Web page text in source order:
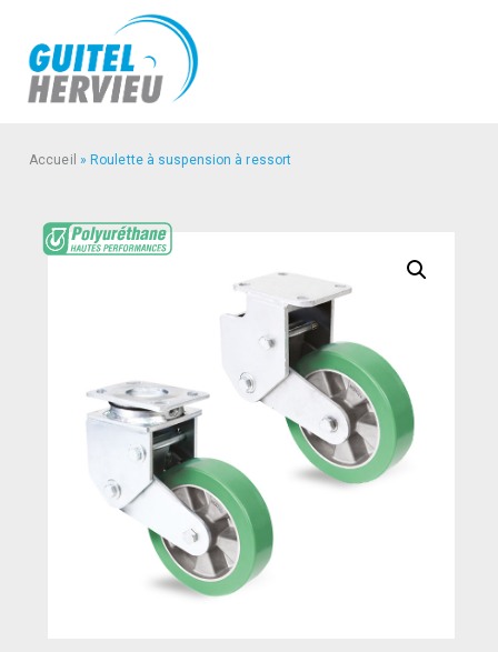
Accueil » Roulette à suspension à ressort